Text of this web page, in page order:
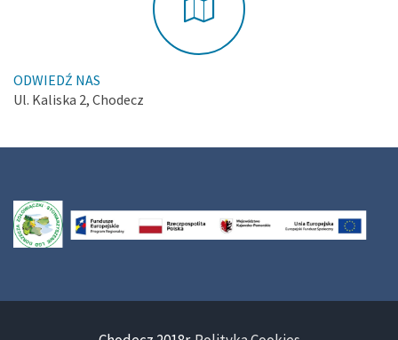
ODWIEDŹ NAS
Ul. Kaliska 2, Chodecz